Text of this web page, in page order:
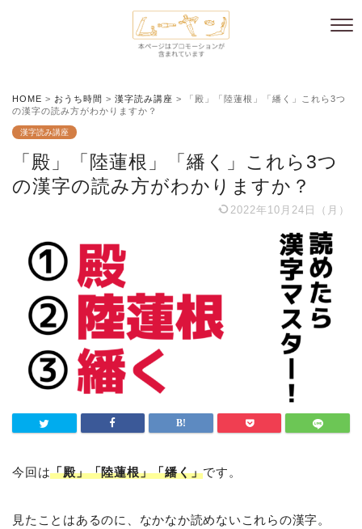
HOME > おうち時間 > 漢字読み講座 >
「殿」「陸蓮根」「繙く」これら3つ
の漢字の読み方がわかりますか？
漢字読み講座
「殿」「陸蓮根」「繙く」これら3つ
の漢字の読み方がわかりますか？
2022年10月24日（月）
今回は「殿」「陸蓮根」「繙く」です。
見たことはあるのに、なかなか読めないこれらの漢字。